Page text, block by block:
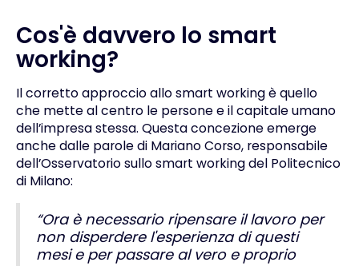
Cos'è davvero lo smart
working?
Il corretto approccio allo smart working è quello
che mette al centro le persone e il capitale umano
dell’impresa stessa. Questa concezione emerge
anche dalle parole di Mariano Corso, responsabile
dell’Osservatorio sullo smart working del Politecnico
di Milano:
“Ora è necessario ripensare il lavoro per
non disperdere l'esperienza di questi
mesi e per passare al vero e proprio